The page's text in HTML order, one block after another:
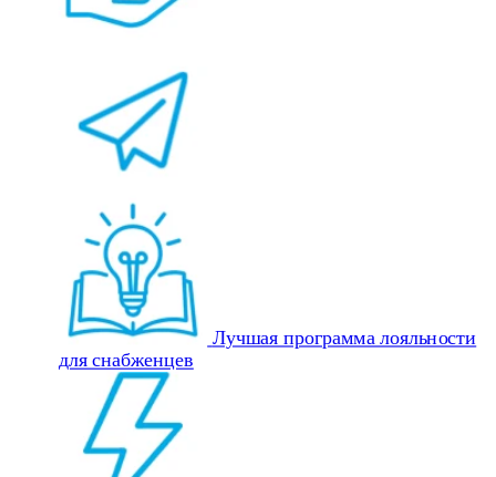
Лучшая программа лояльности
для снабженцев